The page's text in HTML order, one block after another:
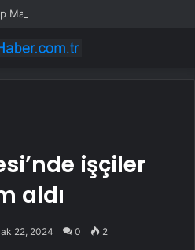
Sertifikayla Taçlandı
işçiler
aldı
22, 2024 0 2